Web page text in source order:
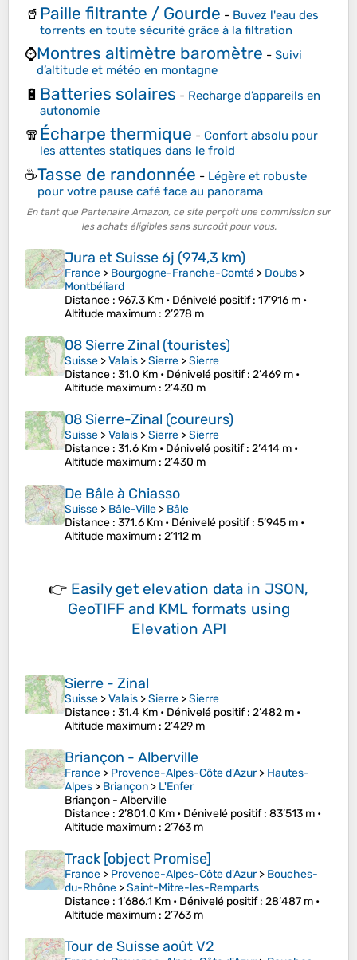
🥤 Paille filtrante / Gourde - Buvez l'eau des
torrents en toute sécurité grâce à la filtration
⌚Montres altimètre baromètre - Suivi
d’altitude et météo en montagne
🔋 Batteries solaires - Recharge d’appareils en
autonomie
🧣Écharpe thermique - Confort absolu pour
les attentes statiques dans le froid
☕Tasse de randonnée - Légère et robuste
pour votre pause café face au panorama
En tant que Partenaire Amazon, ce site perçoit une commission sur
les achats éligibles sans surcoût pour vous.
Jura et Suisse 6j (974,3 km)
France > Bourgogne-Franche-Comté > Doubs >
Montbéliard
Distance : 967.3 Km • Dénivelé positif: 17’916 m •
Altitude maximum : 2’278 m
08 Sierre Zinal (touristes)
Suisse >Valais >Sierre >Sierre
Distance : 31.0 Km • Dénivelé positif: 2’469 m •
Altitude maximum : 2’430 m
08 Sierre-Zinal (coureurs)
Suisse >Valais >Sierre >Sierre
Distance : 31.6 Km • Dénivelé positif: 2’414 m •
Altitude maximum : 2’430 m
De Bâle à Chiasso
Suisse > Bâle-Ville > Bâle
Distance : 371.6 Km • Dénivelé positif: 5’945 m •
Altitude maximum : 2’112 m
👉 Easily get elevation data in JSON,
GeoTIFF and KML formats using
Elevation API
Sierre - Zinal
Suisse >Valais >Sierre >Sierre
Distance : 31.4 Km • Dénivelé positif: 2’482 m •
Altitude maximum : 2’429 m
Briançon - Alberville
France > Provence-Alpes-Côte d'Azur> Hautes-
Alpes > Briançon > L'Enfer
Briançon - Alberville
Distance : 2’801.0 Km • Dénivelé positif: 83’513 m •
Altitude maximum : 2’763 m
Track [object Promise]
France > Provence-Alpes-Côte d'Azur> Bouches-
du-Rhône >Saint-Mitre-les-Remparts
Distance : 1’686.1 Km • Dénivelé positif: 28’487 m •
Altitude maximum : 2’763 m
Tour de Suisse août V2